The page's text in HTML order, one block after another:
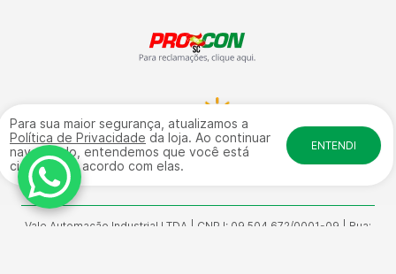
Para sua maior segurança, atualizamos a
Política de Privacidade da loja. Ao continuar
navegando, entendemos que você está
ciente e de acordo com elas.
ENTENDI
Vale Automação Industrial LTDA | CNPJ: 09.504.672/0001-09 | Rua: